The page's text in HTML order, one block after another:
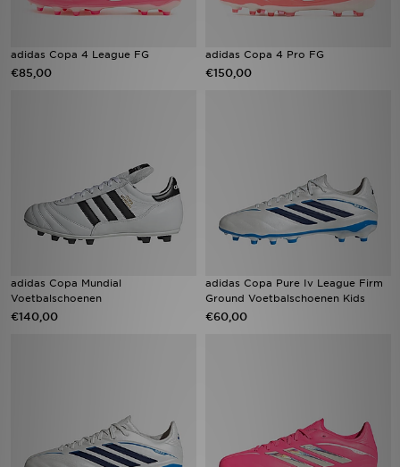
adidas Copa 4 League FG
€85,00
adidas Copa 4 Pro FG
€150,00
adidas Copa Mundial
Voetbalschoenen
€140,00
adidas Copa Pure Iv League Firm
Ground Voetbalschoenen Kids
€60,00